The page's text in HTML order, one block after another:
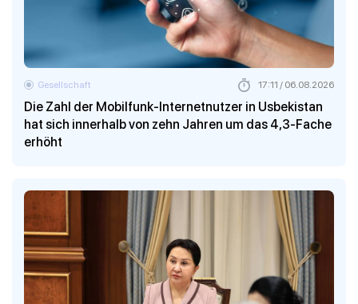
Die Zahl der Mobilfunk-Internetnutzer in Usbekistan
hat sich innerhalb von zehn Jahren um das 4,3-Fache
erhöht
Gesellschaft 17:11 / 06.08.2026